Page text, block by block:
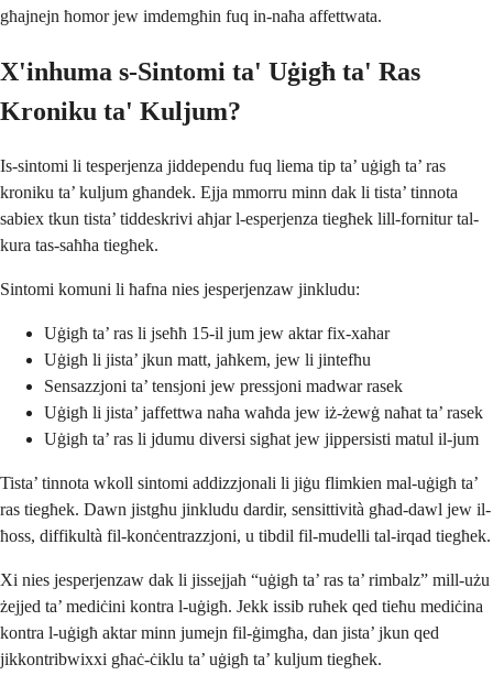
għajnejn ħomor jew imdemgħin fuq in-naħa affettwata.
X'inhuma s-Sintomi ta' Uġigħ ta' Ras
Kroniku ta' Kuljum?
Is-sintomi li tesperjenza jiddependu fuq liema tip ta’ uġigħ ta’ ras
kroniku ta’ kuljum għandek. Ejja mmorru minn dak li tista’ tinnota
sabiex tkun tista’ tiddeskrivi aħjar l-esperjenza tiegħek lill-fornitur tal-
kura tas-saħħa tiegħek.
Sintomi komuni li ħafna nies jesperjenzaw jinkludu:
Uġigħ ta’ ras li jseħħ 15-il jum jew aktar fix-xahar
Uġigħ li jista’ jkun matt, jaħkem, jew li jintefħu
Sensazzjoni ta’ tensjoni jew pressjoni madwar rasek
Uġigħ li jista’ jaffettwa naħa waħda jew iż-żewġ naħat ta’ rasek
Uġigħ ta’ ras li jdumu diversi sigħat jew jippersisti matul il-jum
Tista’ tinnota wkoll sintomi addizzjonali li jiġu flimkien mal-uġigħ ta’
ras tiegħek. Dawn jistgħu jinkludu dardir, sensittività għad-dawl jew il-
ħoss, diffikultà fil-konċentrazzjoni, u tibdil fil-mudelli tal-irqad tiegħek.
Xi nies jesperjenzaw dak li jissejjaħ “uġigħ ta’ ras ta’ rimbalz” mill-użu
żejjed ta’ mediċini kontra l-uġigħ. Jekk issib ruħek qed tieħu mediċina
kontra l-uġigħ aktar minn jumejn fil-ġimgħa, dan jista’ jkun qed
jikkontribwixxi għaċ-ċiklu ta’ uġigħ ta’ kuljum tiegħek.